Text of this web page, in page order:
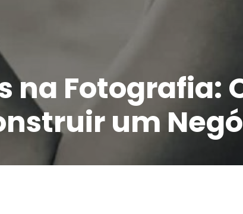
na Fotografia:
um